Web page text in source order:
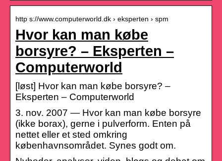
http s://www.computerworld.dk › eksperten › spm
Hvor kan man købe
borsyre? – Eksperten –
Computerworld
[løst] Hvor kan man købe borsyre? –
Eksperten – Computerworld
3. nov. 2007 — Hvor kan man købe borsyre
(ikke borax), gerne i pulverform. Enten på
nettet eller et sted omkring
københavnsområdet. Synes godt om.